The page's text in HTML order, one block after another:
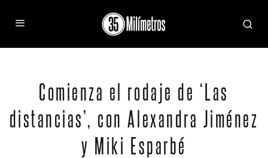
Comienza el rodaje de ‘Las
distancias’, con Alexandra Jiménez
y Miki Esparbé